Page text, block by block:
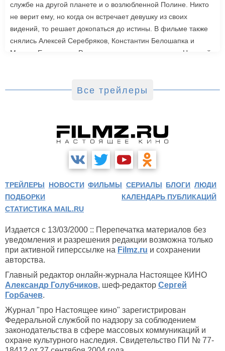
службе на другой планете и о возлюбленной Полине. Никто
не верит ему, но когда он встречает девушку из своих
видений, то решает докопаться до истины. В фильме также
снялись Алексей Серебряков, Константин Белошапка и
Максим Емельянов. Режиссером картины выступил Николай
Все трейлеры
ТРЕЙЛЕРЫ НОВОСТИ ФИЛЬМЫ СЕРИАЛЫ БЛОГИ ЛЮДИ
ПОДБОРКИ
КАЛЕНДАРЬ ПУБЛИКАЦИЙ
СТАТИСТИКА MAIL.RU
Издается с 13/03/2000 :: Перепечатка материалов без
уведомления и разрешения редакции возможна только
при активной гиперссылке на Filmz.ru и сохранении
авторства.
Главный редактор онлайн-журнала Настоящее КИНО
Александр Голубчиков, шеф-редактор Сергей
Горбачев.
Журнал "про Настоящее кино" зарегистрирован
Федеральной службой по надзору за соблюдением
законодательства в сфере массовых коммуникаций и
охране культурного наследия. Свидетельство ПИ № 77-